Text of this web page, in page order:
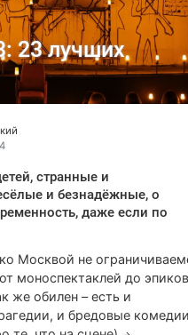
23 лучших
странные и
и безнадёжные, о
даже если по
Москвой не
моноспектаклей до
же обилен – есть и
и бредовые комедии